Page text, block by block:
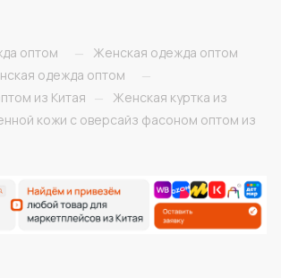
оптом —
Женская одежда оптом
одежда оптом
—
из Китая —
Женская куртка из
кожи с оверсайз фасоном оптом из